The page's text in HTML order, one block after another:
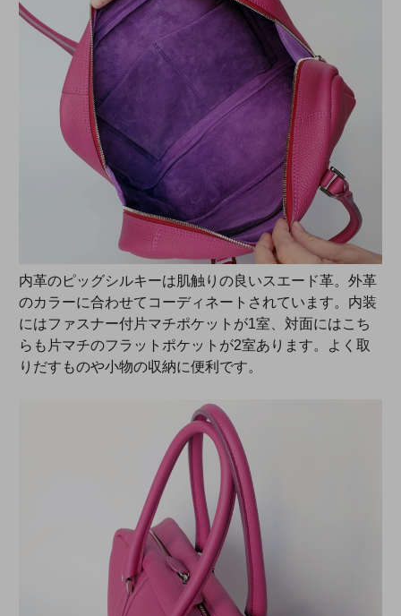
内革のピッグシルキーは肌触りの良いスエード革。外革
のカラーに合わせてコーディネートされています。内装
にはファスナー付片マチポケットが1室、対面にはこち
らも片マチのフラットポケットが2室あります。よく取
りだすものや小物の収納に便利です。